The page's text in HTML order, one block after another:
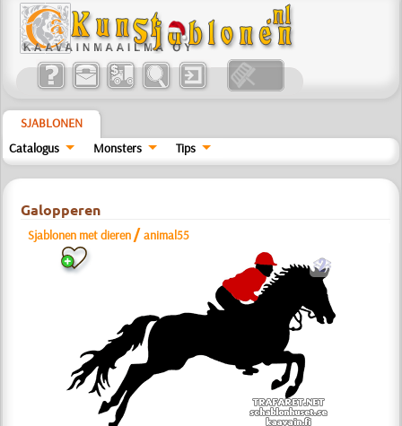
SJABLONEN
Catalogus
Monsters Tips
Galopperen
Sjablonen met dieren /animal55
b